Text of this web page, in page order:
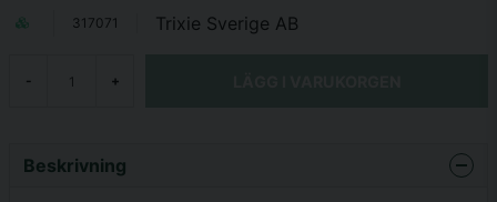
317071 Trixie Sverige AB
- +
Beskrivning